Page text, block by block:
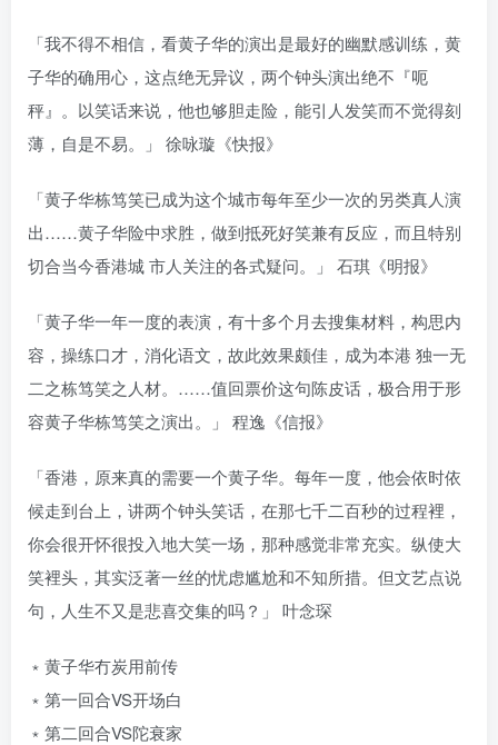
「我不得不相信，看黄子华的演出是最好的幽默感训练，黄
子华的确用心，这点绝无异议，两个钟头演出绝不『呃
秤』。以笑话来说，他也够胆走险，能引人发笑而不觉得刻
薄，自是不易。」 徐咏璇《快报》
「黄子华栋笃笑已成为这个城市每年至少一次的另类真人演
出……黄子华险中求胜，做到抵死好笑兼有反应，而且特别
切合当今香港城 市人关注的各式疑问。」 石琪《明报》
「黄子华一年一度的表演，有十多个月去搜集材料，构思内
容，操练口才，消化语文，故此效果颇佳，成为本港 独一无
二之栋笃笑之人材。……值回票价这句陈皮话，极合用于形
容黄子华栋笃笑之演出。」 程逸《信报》
「香港，原来真的需要一个黄子华。每年一度，他会依时依
候走到台上，讲两个钟头笑话，在那七千二百秒的过程裡，
你会很开怀很投入地大笑一场，那种感觉非常充实。纵使大
笑裡头，其实泛著一丝的忧虑尴尬和不知所措。但文艺点说
句，人生不又是悲喜交集的吗？」 叶念琛
﹡黄子华冇炭用前传
﹡第一回合VS开场白
﹡第二回合VS陀衰家